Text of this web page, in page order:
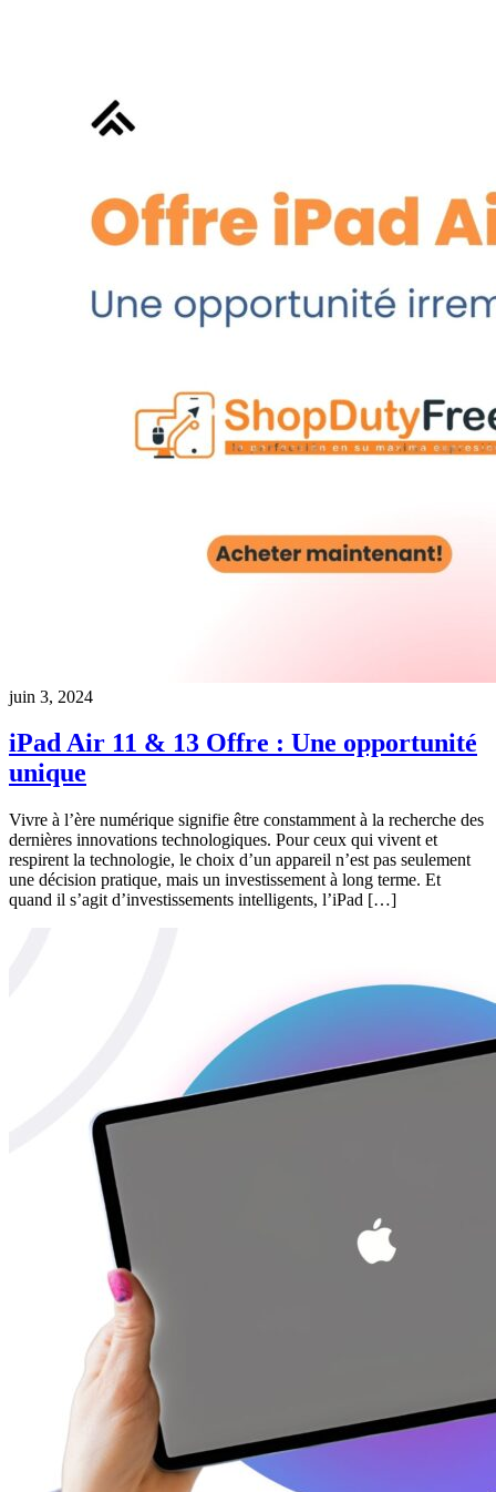
juin 3, 2024
iPad Air 11 & 13 Offre : Une opportunité
unique
Vivre à l’ère numérique signifie être constamment à la recherche des
dernières innovations technologiques. Pour ceux qui vivent et
respirent la technologie, le choix d’un appareil n’est pas seulement
une décision pratique, mais un investissement à long terme. Et
quand il s’agit d’investissements intelligents, l’iPad […]